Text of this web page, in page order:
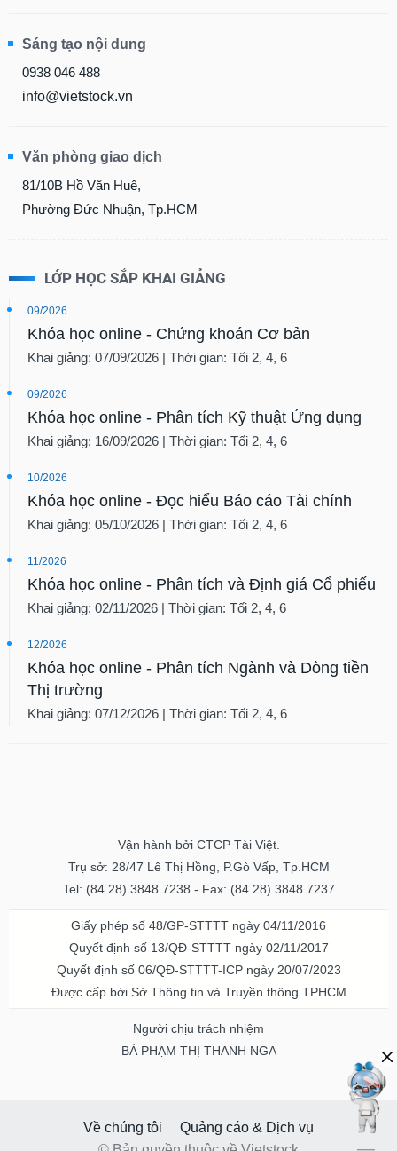
Sáng tạo nội dung
0938 046 488
info@vietstock.vn
Văn phòng giao dịch
81/10B Hồ Văn Huê,
Phường Đức Nhuận, Tp.HCM
LỚP HỌC SẮP KHAI GIẢNG
09/2026
Khóa học online - Chứng khoán Cơ bản
Khai giảng: 07/09/2026 | Thời gian: Tối 2, 4, 6
09/2026
Khóa học online - Phân tích Kỹ thuật Ứng dụng
Khai giảng: 16/09/2026 | Thời gian: Tối 2, 4, 6
10/2026
Khóa học online - Đọc hiểu Báo cáo Tài chính
Khai giảng: 05/10/2026 | Thời gian: Tối 2, 4, 6
11/2026
Khóa học online - Phân tích và Định giá Cổ phiếu
Khai giảng: 02/11/2026 | Thời gian: Tối 2, 4, 6
12/2026
Khóa học online - Phân tích Ngành và Dòng tiền
Thị trường
Khai giảng: 07/12/2026 | Thời gian: Tối 2, 4, 6
Vận hành bởi CTCP Tài Việt.
Trụ sở: 28/47 Lê Thị Hồng, P.Gò Vấp, Tp.HCM
Tel: (84.28) 3848 7238 - Fax: (84.28) 3848 7237
Giấy phép số 48/GP-STTTT ngày 04/11/2016
Quyết định số 13/QĐ-STTTT ngày 02/11/2017
Quyết định số 06/QĐ-STTTT-ICP ngày 20/07/2023
Được cấp bởi Sở Thông tin và Truyền thông TPHCM
Người chịu trách nhiệm
BÀ PHẠM THỊ THANH NGA
Về chúng tôi
Quảng cáo & Dịch vụ